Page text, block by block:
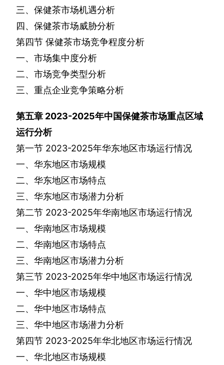
三、保健茶市场机遇分析
四、保健茶市场威胁分析
第四节 保健茶市场竞争程度分析
一、市场集中度分析
二、市场竞争类型分析
三、重点企业竞争策略分析
第五章 2023-2025年中国保健茶市场重点区域
运行分析
第一节 2023-2025年华东地区市场运行情况
一、华东地区市场规模
二、华东地区市场特点
三、华东地区市场潜力分析
第二节 2023-2025年华南地区市场运行情况
一、华南地区市场规模
二、华南地区市场特点
三、华南地区市场潜力分析
第三节 2023-2025年华中地区市场运行情况
一、华中地区市场规模
二、华中地区市场特点
三、华中地区市场潜力分析
第四节 2023-2025年华北地区市场运行情况
一、华北地区市场规模